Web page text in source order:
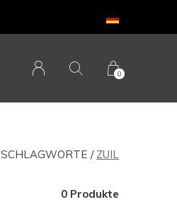
0
SCHLAGWORTE ZUIL
0 Produkte